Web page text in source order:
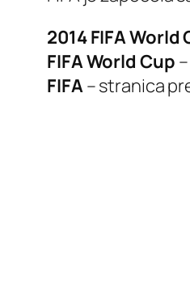
2014 FIFA World
FIFA World Cup
FIFA– stranica